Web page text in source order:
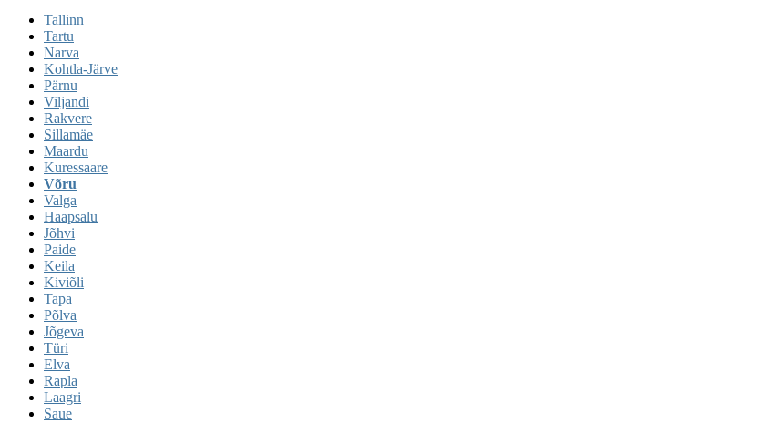
Tallinn
Tartu
Narva
Kohtla-Järve
Pärnu
Viljandi
Rakvere
Sillamäe
Maardu
Kuressaare
Võru
Valga
Haapsalu
Jõhvi
Paide
Keila
Kiviõli
Tapa
Põlva
Jõgeva
Türi
Elva
Rapla
Laagri
Saue